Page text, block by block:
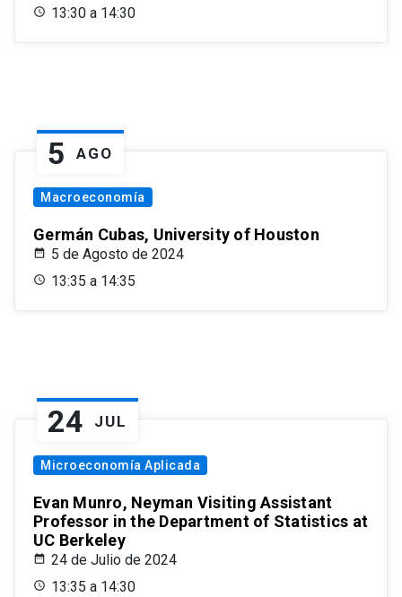
13:30 a 14:30
5 AGO
Macroeconomía
Germán Cubas, University of Houston
5 de Agosto de 2024
13:35 a 14:35
24 JUL
Microeconomía Aplicada
Evan Munro, Neyman Visiting Assistant
Professor in the Department of Statistics at
UC Berkeley
24 de Julio de 2024
13:35 a 14:30